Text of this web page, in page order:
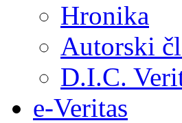
Hronika
Autorski
D.I.C.
e-Veritas